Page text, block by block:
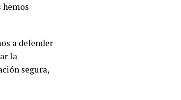
hemos
a defender
la
segura,